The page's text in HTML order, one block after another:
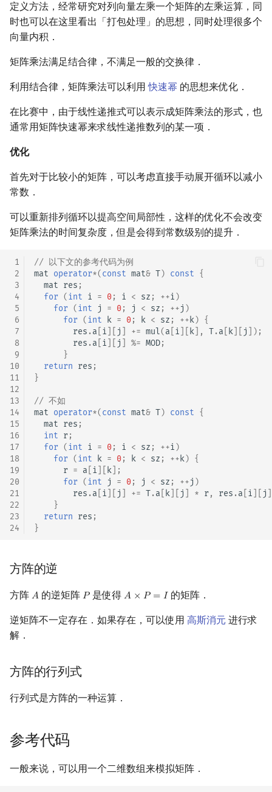
定义方法，经常研究对列向量左乘一个矩阵的左乘运算，同
时也可以在这里看出「打包处理」的思想，同时处理很多个
向量内积．
矩阵乘法满足结合律，不满足一般的交换律．
利用结合律，矩阵乘法可以利用快速幂 的思想来优化．
在比赛中，由于线性递推式可以表示成矩阵乘法的形式，也
通常用矩阵快速幂来求线性递推数列的某一项．
优化
首先对于比较小的矩阵，可以考虑直接手动展开循环以减小
常数．
可以重新排列循环以提高空间局部性，这样的优化不会改变
矩阵乘法的时间复杂度，但是会得到常数级别的提升．
1
2
3
4
5
6
7
8
9
10
11
12
13
14
15
16
17
18
19
20
21
22
23
24
// 以下文的参考代码为例
mat operator*(const mat& T) const {
mat res ;
for (int i = 0; i < sz ; ++i)
for (int j = 0; j < sz ; ++j )
for (int k = 0; k < sz ; ++ k) {
res .a i j += mul(a i k ], T.a k j
]);
res .a i j %= MOD;
}
return res ;
}
// 不如
mat operator*(const mat& T) const {
mat res ;
int r;
for (int i = 0; i < sz ; ++i)
for (int k = 0; k < sz ; ++ k) {
r = a i k ];
for (int j = 0; j < sz ; ++j )
res .a i j += T.a k j * r, res .a i j
}
return res ;
}
方阵的逆
方阵 𝐴
A 的逆矩阵 𝑃
P 是使得𝐴 × 𝑃 = 𝐼
A× P =I 的矩阵．
逆矩阵不一定存在．如果存在，可以使用 高斯消元 进行求
解．
方阵的行列式
行列式是方阵的一种运算．
参考代码
一般来说，可以用一个二维数组来模拟矩阵．